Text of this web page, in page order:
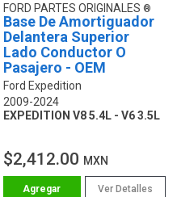
FORD PARTES ORIGINALES
Base De Amortiguador
Delantera Superior
Lado Conductor O
Pasajero - OEM
Ford Expedition
2009-2024
EXPEDITION V8 5.4L - V6 3.5L
$2,412.00 MXN
Ver Detalles